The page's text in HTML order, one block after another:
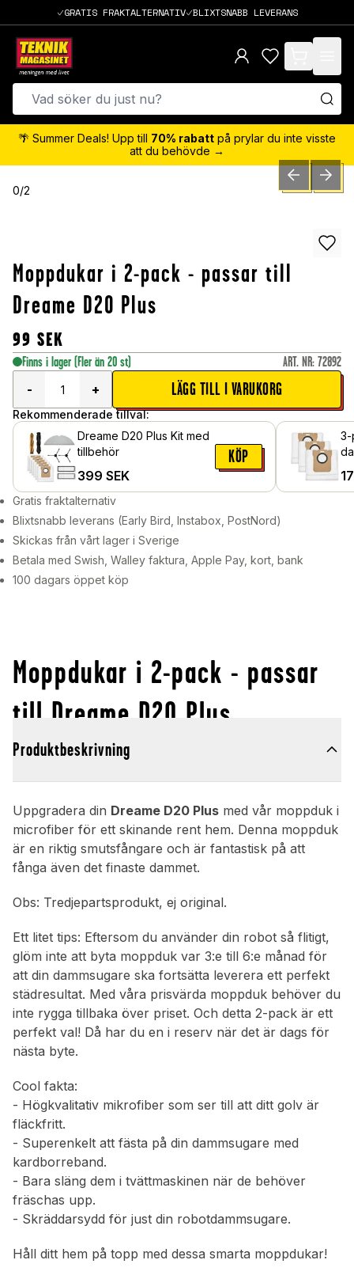
GRATIS FRAKTALTERNATIV BLIXTSNABB LEVERANS
items in cart,
🌴 Summer Deals! Upp till 70% rabatt på prylar du inte visste
att du behövde →
0/2 PREVIOUSNEXT
Moppdukar i 2-pack - passar till
Dreame D20 Plus
99 SEK
Finns i lager (Fler än 20 st) ART. NR: 72892
-
+ LÄGG TILL I VARUKORG
Rekommenderade tillval:
Dreame D20 Plus Kit med
tillbehör
399 SEK
KÖP
3-
Gratis fraktalternativ
Blixtsnabb leverans (Early Bird, Instabox, PostNord)
Skickas från vårt lager i Sverige
Betala med Swish, Walley faktura, Apple Pay, kort, bank
100 dagars öppet köp
Moppdukar i 2-pack - passar
till Dreame D20 Plus
Produktbeskrivning
Uppgradera din Dreame D20 Plus med vår moppduk i
microfiber för ett skinande rent hem. Denna moppduk
är en riktig smutsfångare och är fantastisk på att
fånga även det finaste dammet.
Obs: Tredjepartsprodukt, ej original.
Ett litet tips: Eftersom du använder din robot så flitigt,
glöm inte att byta moppduk var 3:e till 6:e månad för
att din dammsugare ska fortsätta leverera ett perfekt
städresultat. Med våra prisvärda moppduk behöver du
inte rygga tillbaka över priset. Och detta 2-pack är ett
perfekt val! Då har du en i reserv när det är dags för
nästa byte.
Cool fakta:
- Högkvalitativ mikrofiber som ser till att ditt golv är
fläckfritt.
- Superenkelt att fästa på din dammsugare med
kardborreband.
- Bara släng dem i tvättmaskinen när de behöver
fräschas upp.
- Skräddarsydd för just din robotdammsugare.
Håll ditt hem på topp med dessa smarta moppdukar!